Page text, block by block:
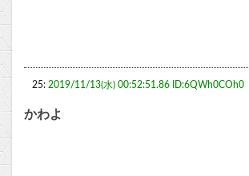
25: 2019/11/13(水) 00:52:51.86 ID:6QWh0COh0
かわよ